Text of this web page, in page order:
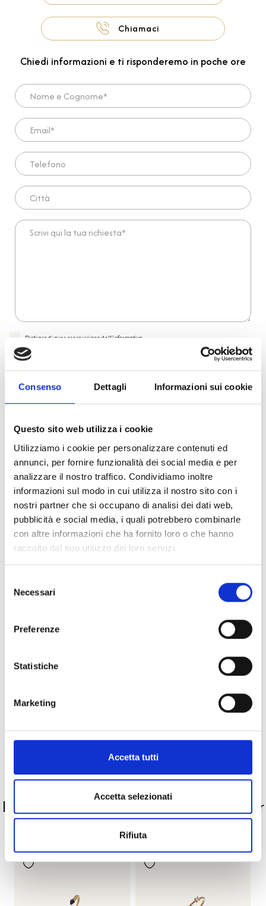
Consenso Dettagli Informazioni sui cookie
Questo sito web utilizza i cookie
Utilizziamo i cookie per personalizzare contenuti ed
annunci, per fornire funzionalità dei social media e per
analizzare il nostro traffico. Condividiamo inoltre
informazioni sul modo in cui utilizza il nostro sito con i
nostri partner che si occupano di analisi dei dati web,
pubblicità e social media, i quali potrebbero combinarle
con altre informazioni che ha fornito loro o che hanno
raccolto dal suo utilizzo dei loro servizi.
delNecessari
Preferenze
Statistiche
Marketing
Accetta tutti
Accetta selezionati
Rifiuta
Chiamaci
Chiedi informazioni e ti risponderemo in poche ore
Nome e Cognome*
Email*
Telefono
Città
Scrivi qui la tua richiesta*
Dichiaro di aver preso visione dell'informativa
Desidero iscrivermi alla newsletter e
autorizzo al trattamento dei miei dati personali.
Invia richiesta
Reso facile e veloce
PRONTA consegna
Spedizione Gratuita
Specifiche Tecniche
Marchio
Per
La nostra selezione di prodotti scelti per
te